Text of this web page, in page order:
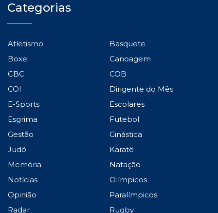
Categorias
Atletismo
Basquete
Boxe
Canoagem
CBC
COB
COI
Dirigente do Mês
E-Sports
Escolares
Esgrima
Futebol
Gestão
Ginástica
Judô
Karatê
Memória
Natação
Notícias
Olímpicos
Opinião
Paralímpicos
Radar
Rugby